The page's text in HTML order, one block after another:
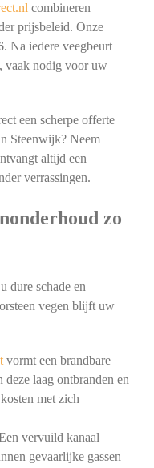
combineren
prijsbeleid. Onze
. Na iedere veegbeurt
vaak nodig voor uw
een scherpe offerte
Steenwijk? Neem
altijd een
verrassingen.
zo
dure schade en
vegen blijft uw
vormt een brandbare
laag ontbranden en
met zich
vervuild kanaal
gevaarlijke gassen